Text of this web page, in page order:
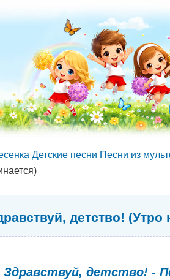
Детские песни Песни из
детство! (Утро
Здравствуй, детство! -